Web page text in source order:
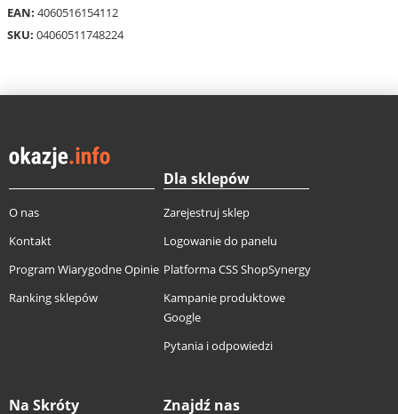
EAN: 4060516154112
SKU: 04060511748224
O nas
Kontakt
Program Wiarygodne Opinie
Ranking sklepów
Dla sklepów
Zarejestruj sklep
Logowanie do panelu
Platforma CSS ShopSynergy
Kampanie produktowe
Google
Pytania i odpowiedzi
Na Skróty Znajdź nas